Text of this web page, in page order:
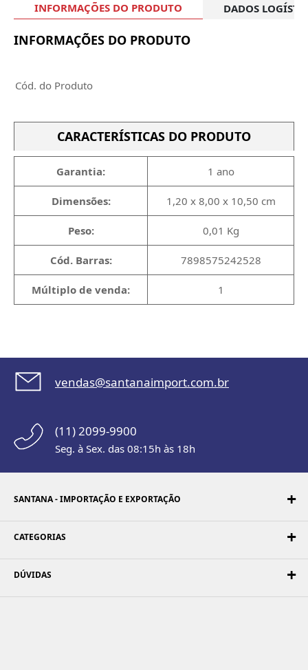
INFORMAÇÕES DO PRODUTO DADOS
INFORMAÇÕES DO PRODUTO
Cód. do Produto
CARACTERÍSTICAS DO PRODUTO
Garantia: 1 ano
Dimensões: 1,20 x 8,00 x 10,50 cm
Peso: 0,01 Kg
Cód. Barras: 7898575242528
Múltiplo de venda: 1
vendas@santanaimport.com.br
(11) 2099-9900
Seg. à Sex. das 08:15h às 18h
SANTANA - IMPORTAÇÃO E EXPORTAÇÃO
CATEGORIAS
DÚVIDAS